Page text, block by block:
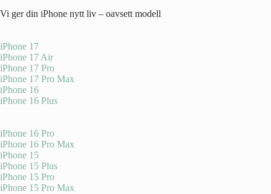
Vi ger din iPhone nytt liv – oavsett modell
iPhone 17
iPhone 17 Air
iPhone 17 Pro
iPhone 17 Pro Max
iPhone 16
iPhone 16 Plus
iPhone 16 Pro
iPhone 16 Pro Max
iPhone 15
iPhone 15 Plus
iPhone 15 Pro
iPhone 15 Pro Max